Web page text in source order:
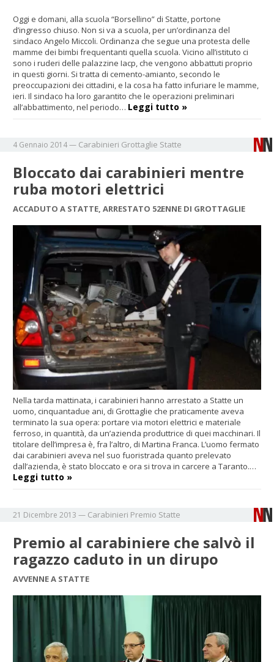
Oggi e domani, alla scuola “Borsellino” di Statte, portone
d’ingresso chiuso. Non si va a scuola, per un’ordinanza del
sindaco Angelo Miccoli. Ordinanza che segue una protesta delle
mamme dei bimbi frequentanti quella scuola. Vicino all’istituto ci
sono i ruderi delle palazzine Iacp, che vengono abbattuti proprio
in questi giorni. Si tratta di cemento-amianto, secondo le
preoccupazioni dei cittadini, e la cosa ha fatto infuriare le mamme,
ieri. Il sindaco ha loro garantito che le operazioni preliminari
all’abbattimento, nel periodo… Leggi tutto »
4 Gennaio 2014— Carabinieri Grottaglie Statte
Bloccato dai carabinieri mentre
ruba motori elettrici
ACCADUTO A STATTE, ARRESTATO 52ENNE DI GROTTAGLIE
Nella tarda mattinata, i carabinieri hanno arrestato a Statte un
uomo, cinquantadue ani, di Grottaglie che praticamente aveva
terminato la sua opera: portare via motori elettrici e materiale
ferroso, in quantità, da un’azienda produttrice di quei macchinari. Il
titolare dell’impresa è, fra l’altro, di Martina Franca. L’uomo fermato
dai carabinieri aveva nel suo fuoristrada quanto prelevato
dall’azienda, è stato bloccato e ora si trova in carcere a Taranto.…
Leggi tutto »
21 Dicembre 2013 — Carabinieri Premio Statte
Premio al carabiniere che salvò il
ragazzo caduto in un dirupo
AVVENNE A STATTE